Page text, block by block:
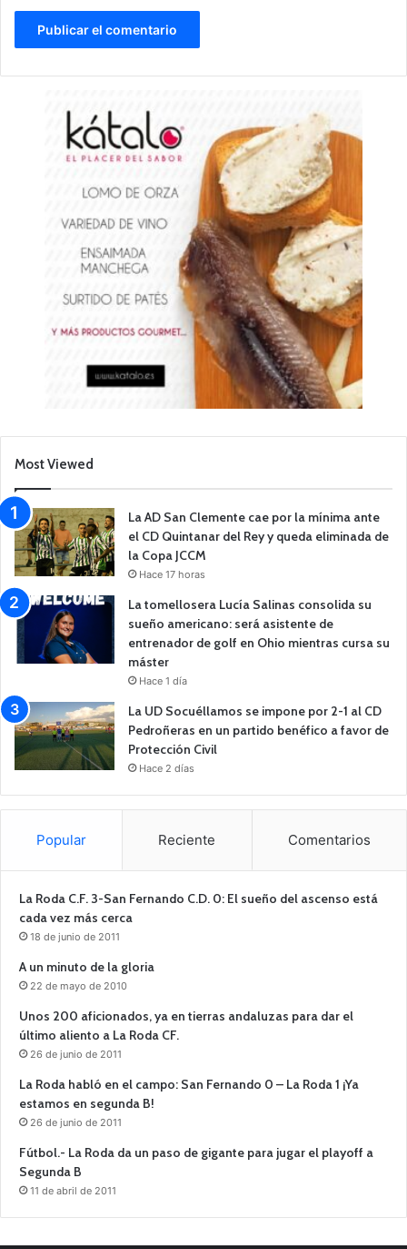
Most Viewed
La AD San Clemente cae por la mínima ante
el CD Quintanar del Rey y queda eliminada de
la Copa JCCM
Hace 17 horas
La tomellosera Lucía Salinas consolida su
sueño americano: será asistente de
entrenador de golf en Ohio mientras cursa su
máster
Hace 1 día
La UD Socuéllamos se impone por 2-1 al CD
Pedroñeras en un partido benéfico a favor de
Protección Civil
Hace 2 días
Popular Reciente Comentarios
La Roda C.F. 3-San Fernando C.D. 0: El sueño del ascenso está
cada vez más cerca
18 de junio de 2011
A un minuto de la gloria
22 de mayo de 2010
Unos 200 aficionados, ya en tierras andaluzas para dar el
último aliento a La Roda CF.
26 de junio de 2011
La Roda habló en el campo: San Fernando 0 – La Roda 1 ¡Ya
estamos en segunda B!
26 de junio de 2011
Fútbol.- La Roda da un paso de gigante para jugar el playoff a
Segunda B
11 de abril de 2011